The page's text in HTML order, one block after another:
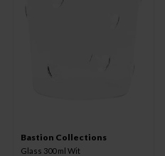
Bastion Collections
Glass 300 ml Wit